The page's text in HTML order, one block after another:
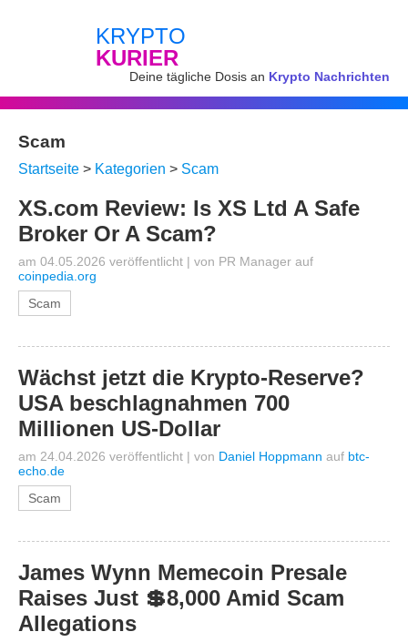
KRYPTO
KURIER
Deine tägliche Dosis an Krypto Nachrichten
Scam
Startseite > Kategorien > Scam
XS.com Review: Is XS Ltd A Safe
Broker Or A Scam?
am 04.05.2026 veröffentlicht | von PR Manager auf
coinpedia.org
Scam
Wächst jetzt die Krypto-Reserve?
USA beschlagnahmen 700
Millionen US-Dollar
am 24.04.2026 veröffentlicht | von Daniel Hoppmann auf btc-
echo.de
Scam
James Wynn Memecoin Presale
Raises Just 💲8,000 Amid Scam
Allegations